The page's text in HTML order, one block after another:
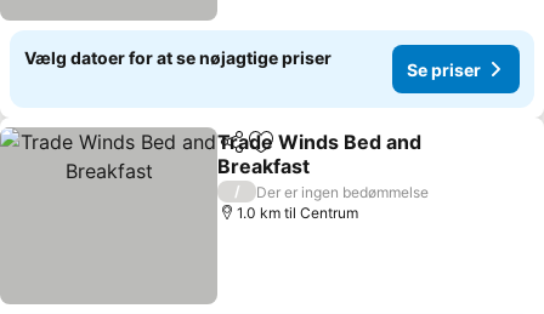
Vælg datoer for at se nøjagtige priser
Se priser
Del Føj til favoritter
Trade Winds Bed and
Breakfast
/
Der er ingen bedømmelse
1.0 km til Centrum